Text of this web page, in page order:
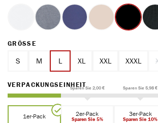
weiss platin marine (Diese Option ist
schwarz
GRÖSSE AUSWÄHLEN
S M L XL XXL XXXL
VERPACKUNGSEINHEITAUSWÄHLEN
Sparen Sie 2,00 € Sparen Sie 5,98 €
1er-Pack 2er-Pack
Sparen Sie 5%
3er-Pack
Sparen Sie 10%